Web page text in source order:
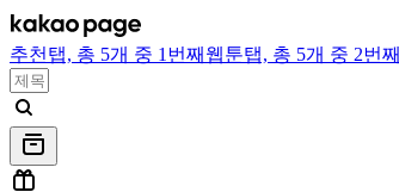
추천 탭, 총 5개 중 1번째 웹툰탭, 총 5개 중 2번째